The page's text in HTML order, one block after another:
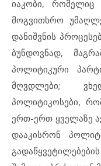
იაკობი,
მოგვითხრო
დანიშვნის
ბუნდოვნად,
პოლიტიკური
მღვდლები;
პოლიტიკოსები,
ერთ-ერთ ყველაზე
დააკისრონ